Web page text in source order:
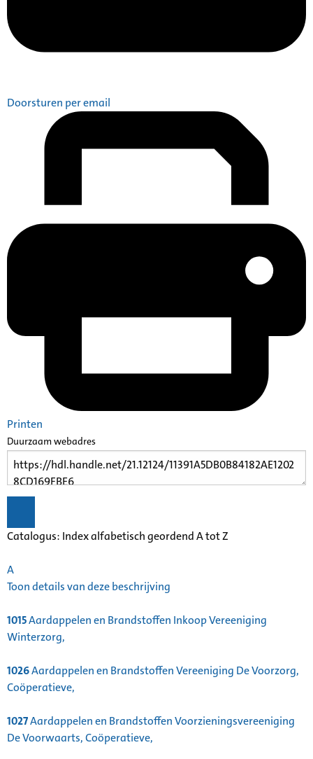
Doorsturen per email
Printen
Duurzaam webadres
Catalogus: Index alfabetisch geordend A tot Z
A
Toon details van deze beschrijving
1015Aardappelen en Brandstoffen Inkoop Vereeniging
Winterzorg,
1026Aardappelen en Brandstoffen Vereeniging De Voorzorg,
Coöperatieve,
1027Aardappelen en Brandstoffen Voorzieningsvereeniging
De Voorwaarts, Coöperatieve,